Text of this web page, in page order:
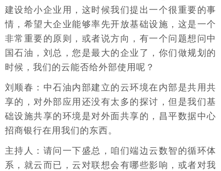
建设给小企业用，这时候我们提出一个很重要的事
情，希望大企业能够率先开放基础设施，这是一个
非常重要的原则，或者说方向，有一个问题想问中
国石油，刘总，您是最大的企业了，你们做规划的
时候，我们的云能否给外部使用呢？
刘顺春：中石油内部建立的云环境在内部是共用共
享的，对外部应用还没有太多的探讨，但是我们基
础设施共享的环境是对外面共享的，昌平数据中心
招商银行在用我们的东西。
主持人：请问一下盛总，咱们端边云数智的循环体
系，就云而已，云对联想会有哪些影响，或者对我